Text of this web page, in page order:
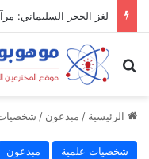
لغز الحجر السليماني:
بحث عن
الرئيسية / مبدعون /
شخصيات علمية مبدعون